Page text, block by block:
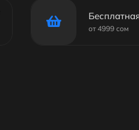
от 4999 сом